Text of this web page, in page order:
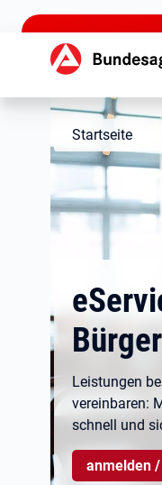
zu den Hauptinhalten
Startseite
Bürger
Leistungen
vereinbaren:
schnell und
anmelden